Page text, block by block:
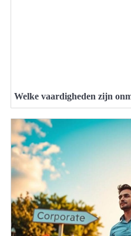
Welke vaardigheden zijn